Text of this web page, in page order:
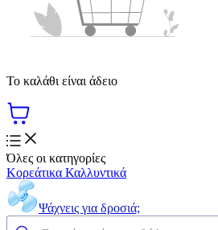
Το καλάθι είναι άδειο
Όλες οι κατηγορίες
Κορεάτικα Καλλυντικά
Ψάχνεις για δροσιά;